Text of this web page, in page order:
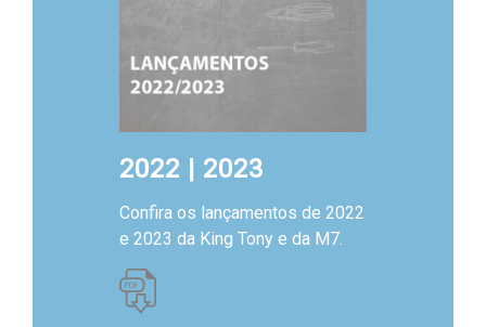
2022 | 2023
Confira os lançamentos de 2022
e 2023 da King Tony e da M7.